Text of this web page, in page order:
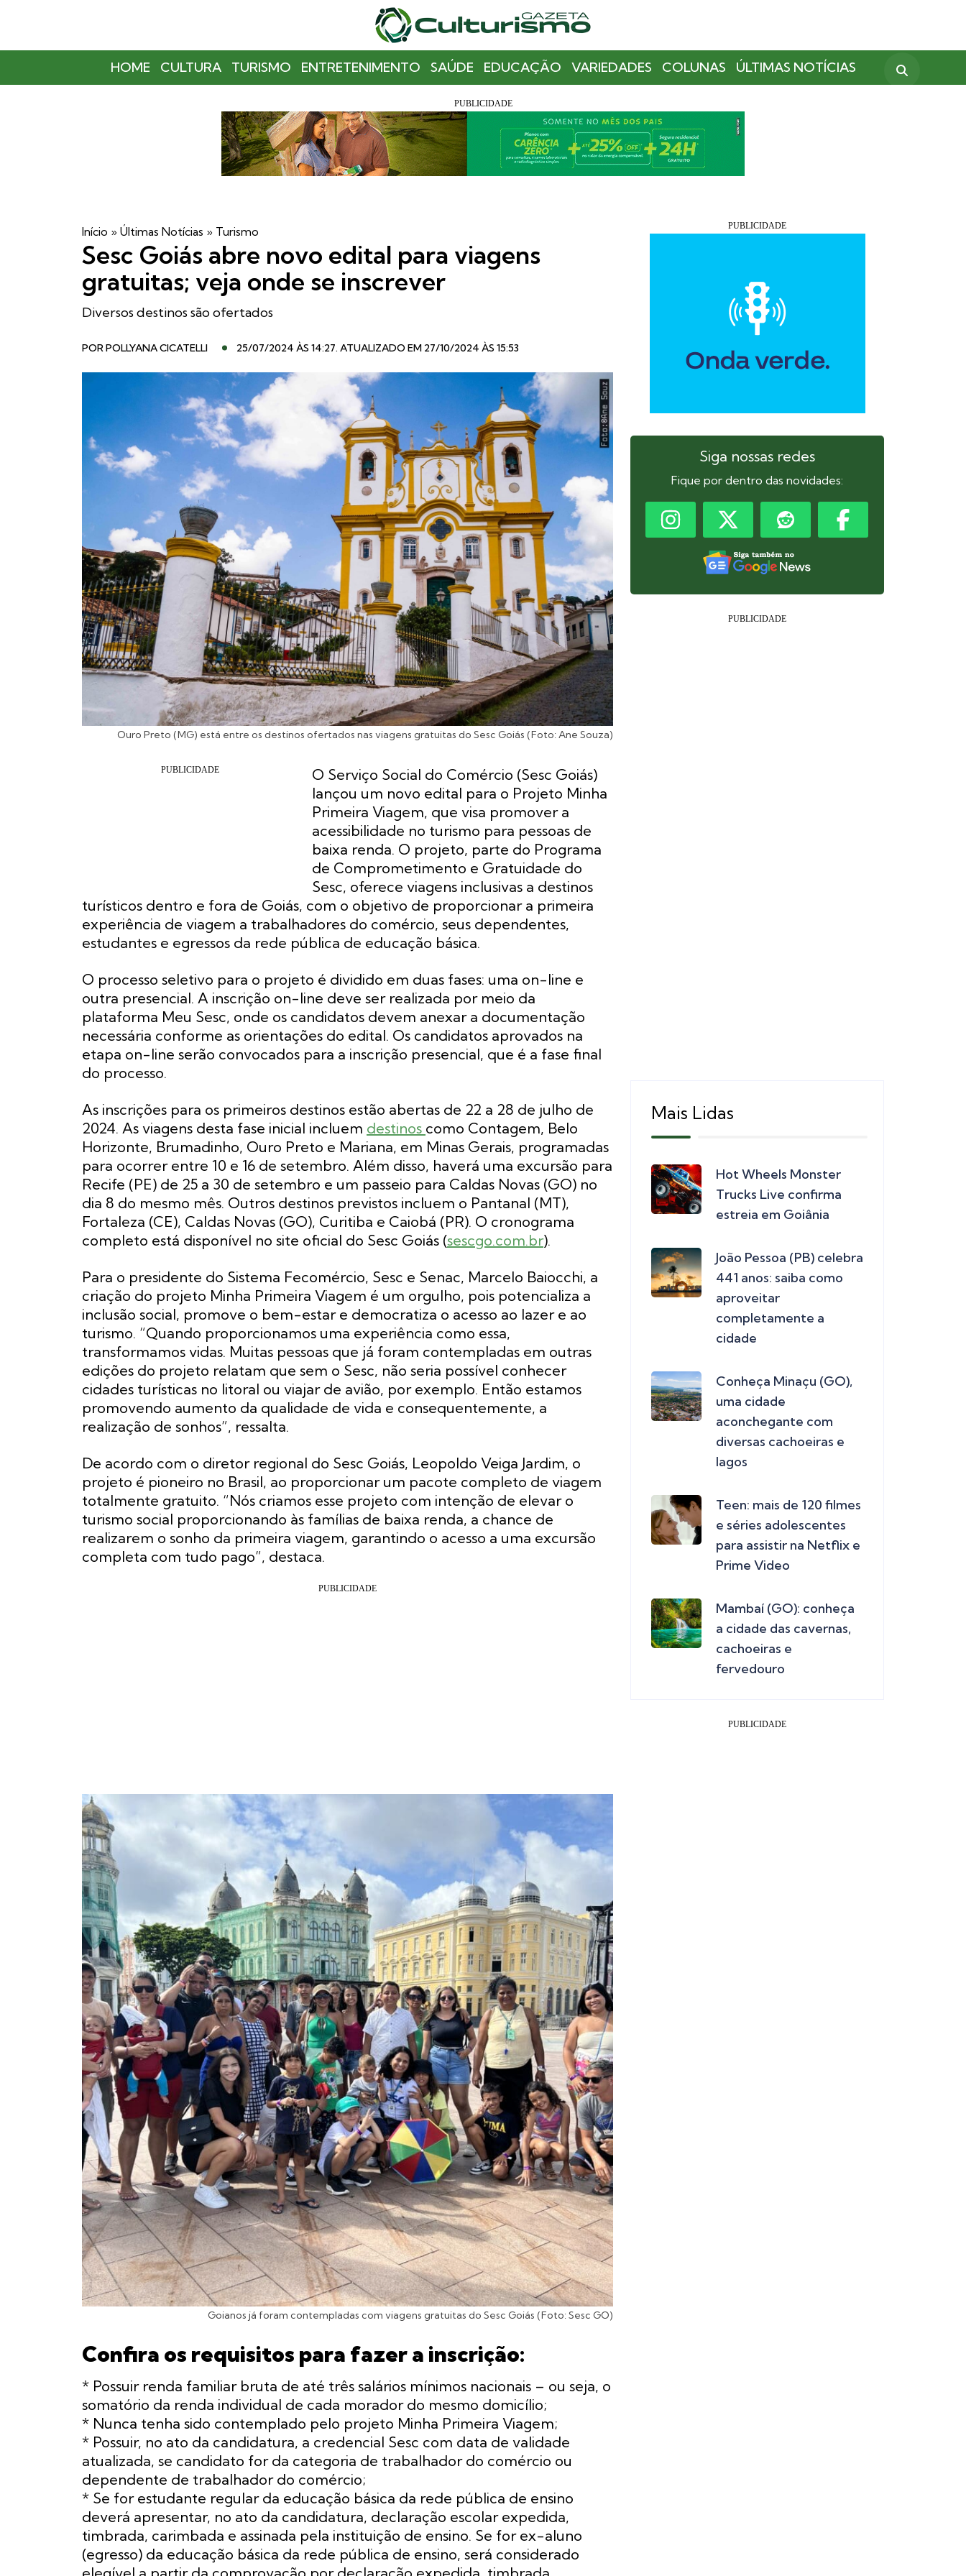
HOME CULTURA TURISMO ENTRETENIMENTO SAÚDE EDUCAÇÃO VARIEDADES COLUNAS ÚLTIMAS NOTÍCIAS
Início » Últimas Notícias » Turismo
Sesc Goiás abre novo edital para viagens
gratuitas; veja onde se inscrever
Diversos destinos são ofertados
PORPOLLYANA CICATELLI 25/07/2024 ÀS 14:27. ATUALIZADO EM 27/10/2024 ÀS 15:53
Ouro Preto (MG) está entre os destinos ofertados nas viagens gratuitas do Sesc Goiás (Foto: Ane Souza)
O Serviço Social do Comércio (Sesc Goiás)
lançou um novo edital para o Projeto Minha
Primeira Viagem, que visa promover a
acessibilidade no turismo para pessoas de
baixa renda. O projeto, parte do Programa
de Comprometimento e Gratuidade do
Sesc, oferece viagens inclusivas a destinos
turísticos dentro e fora de Goiás, com o objetivo de proporcionar a primeira
experiência de viagem a trabalhadores do comércio, seus dependentes,
estudantes e egressos da rede pública de educação básica.
O processo seletivo para o projeto é dividido em duas fases: uma on-line e
outra presencial. A inscrição on-line deve ser realizada por meio da
plataforma Meu Sesc, onde os candidatos devem anexar a documentação
necessária conforme as orientações do edital. Os candidatos aprovados na
etapa on-line serão convocados para a inscrição presencial, que é a fase final
do processo.
As inscrições para os primeiros destinos estão abertas de 22 a 28 de julho de
2024. As viagens desta fase inicial incluem destinos como Contagem, Belo
Horizonte, Brumadinho, Ouro Preto e Mariana, em Minas Gerais, programadas
para ocorrer entre 10 e 16 de setembro. Além disso, haverá uma excursão para
Recife (PE) de 25 a 30 de setembro e um passeio para Caldas Novas (GO) no
dia 8 do mesmo mês. Outros destinos previstos incluem o Pantanal (MT),
Fortaleza (CE), Caldas Novas (GO), Curitiba e Caiobá (PR). O cronograma
completo está disponível no site oficial do Sesc Goiás (sescgo.com.br).
Para o presidente do Sistema Fecomércio, Sesc e Senac, Marcelo Baiocchi, a
criação do projeto Minha Primeira Viagem é um orgulho, pois potencializa a
inclusão social, promove o bem-estar e democratiza o acesso ao lazer e ao
turismo. “Quando proporcionamos uma experiência como essa,
transformamos vidas. Muitas pessoas que já foram contempladas em outras
edições do projeto relatam que sem o Sesc, não seria possível conhecer
cidades turísticas no litoral ou viajar de avião, por exemplo. Então estamos
promovendo aumento da qualidade de vida e consequentemente, a
realização de sonhos”, ressalta.
De acordo com o diretor regional do Sesc Goiás, Leopoldo Veiga Jardim, o
projeto é pioneiro no Brasil, ao proporcionar um pacote completo de viagem
totalmente gratuito. “Nós criamos esse projeto com intenção de elevar o
turismo social proporcionando às famílias de baixa renda, a chance de
realizarem o sonho da primeira viagem, garantindo o acesso a uma excursão
completa com tudo pago”, destaca.
Goianos já foram contempladas com viagens gratuitas do Sesc Goiás (Foto: Sesc GO)
Confira os requisitos para fazer a inscrição:
* Possuir renda familiar bruta de até três salários mínimos nacionais – ou seja, o
somatório da renda individual de cada morador do mesmo domicílio;
* Nunca tenha sido contemplado pelo projeto Minha Primeira Viagem;
* Possuir, no ato da candidatura, a credencial Sesc com data de validade
atualizada, se candidato for da categoria de trabalhador do comércio ou
dependente de trabalhador do comércio;
* Se for estudante regular da educação básica da rede pública de ensino
deverá apresentar, no ato da candidatura, declaração escolar expedida,
timbrada, carimbada e assinada pela instituição de ensino. Se for ex-aluno
(egresso) da educação básica da rede pública de ensino, será considerado
Siga nossas redes
Fique por dentro das novidades:
Mais Lidas
Hot Wheels Monster
Trucks Live confirma
estreia em Goiânia
João Pessoa (PB) celebra
441 anos: saiba como
aproveitar
completamente a
cidade
Conheça Minaçu (GO),
uma cidade
aconchegante com
diversas cachoeiras e
lagos
Teen: mais de 120 filmes
e séries adolescentes
para assistir na Netflix e
Prime Video
Mambaí (GO): conheça
a cidade das cavernas,
cachoeiras e
fervedouro